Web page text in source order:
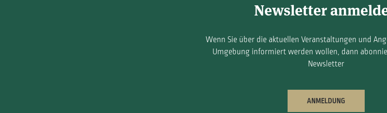
Newsletter
Wenn Sie über die aktuellen Veranstaltungen und
Umgebung informiert werden wollen, dann
Newsletter
ANMELDUNG